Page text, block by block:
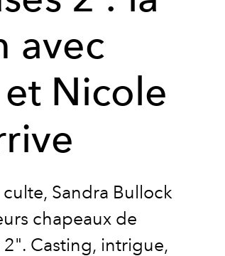
avec
Nicole
Sandra Bullock
chapeaux de
2". Casting, intrigue,